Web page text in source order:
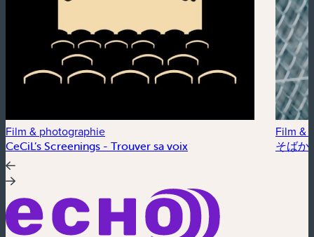
Film & photographie
CeCiL’s Screenings - Trouver sa voix
Film &
そばか